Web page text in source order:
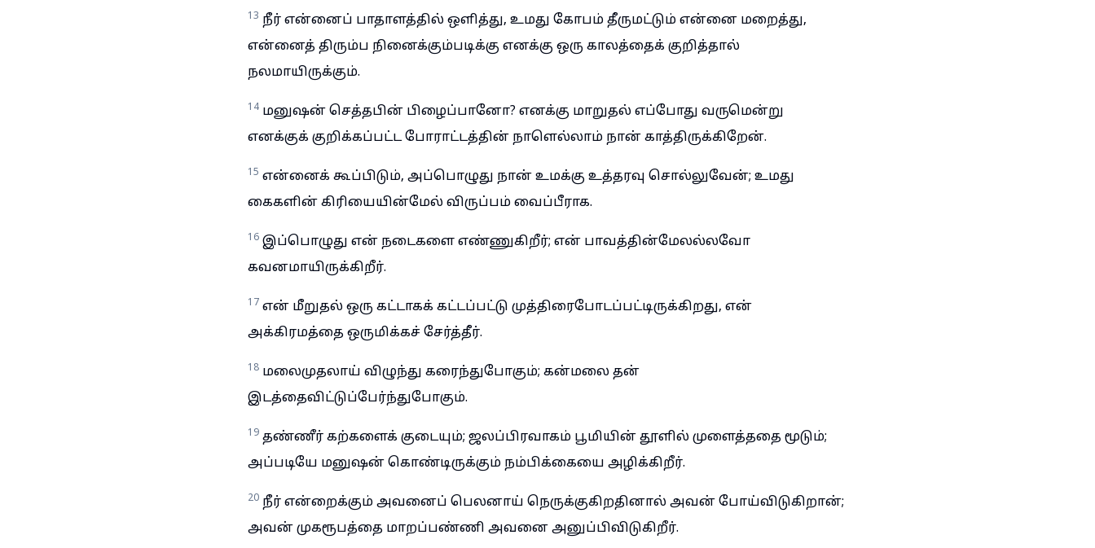
13 நீர் என்னைப் பாதாளத்தில் ஒளித்து, உமது கோபம் தீருமட்டும் என்னை மறைத்து,
என்னைத் திரும்ப நினைக்கும்படிக்கு எனக்கு ஒரு காலத்தைக் குறித்தால்
நலமாயிருக்கும்.
14 மனுஷன் செத்தபின் பிழைப்பானோ? எனக்கு மாறுதல் எப்போது வருமென்று
எனக்குக் குறிக்கப்பட்ட போராட்டத்தின் நாளெல்லாம் நான் காத்திருக்கிறேன்.
15 என்னைக் கூப்பிடும், அப்பொழுது நான் உமக்கு உத்தரவு சொல்லுவேன்; உமது
கைகளின் கிரியையின்மேல் விருப்பம் வைப்பீராக.
16 இப்பொழுது என் நடைகளை எண்ணுகிறீர்; என் பாவத்தின்மேலல்லவோ
கவனமாயிருக்கிறீர்.
17 என் மீறுதல் ஒரு கட்டாகக் கட்டப்பட்டு முத்திரைபோடப்பட்டிருக்கிறது, என்
அக்கிரமத்தை ஒருமிக்கச் சேர்த்தீர்.
18 மலைமுதலாய் விழுந்து கரைந்துபோகும்; கன்மலை தன்
இடத்தைவிட்டுப்பேர்ந்துபோகும்.
19 தண்ணீர் கற்களைக் குடையும்; ஜலப்பிரவாகம் பூமியின் தூளில் முளைத்ததை மூடும்;
அப்படியே மனுஷன் கொண்டிருக்கும் நம்பிக்கையை அழிக்கிறீர்.
20 நீர் என்றைக்கும் அவனைப் பெலனாய் நெருக்குகிறதினால் அவன் போய்விடுகிறான்;
அவன் முகரூபத்தை மாறப்பண்ணி அவனை அனுப்பிவிடுகிறீர்.